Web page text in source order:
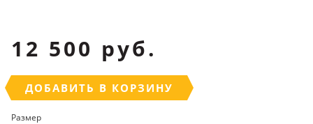
12 500 руб.
ДОБАВИТЬ В КОРЗИНУ
Размер